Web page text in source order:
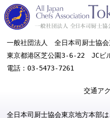
一般社団法人 全日本司厨士協会
東京都港区芝公園3-6-22 JCビ
電話：03-5473-7261
交通ア
全日本司厨士協会東京地方本部